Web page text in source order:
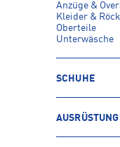
Anzüge &
Kleider &
Oberteile
Unterwäsche
SCHUHE
AUSRÜSTUNG